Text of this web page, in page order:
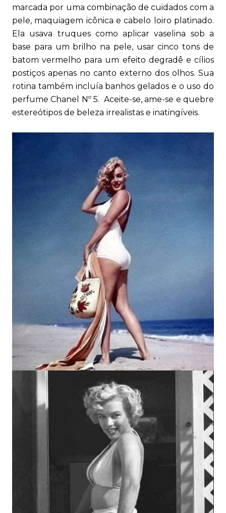
marcada por uma combinação de cuidados com a
pele, maquiagem icônica e cabelo loiro platinado.
Ela usava truques como aplicar vaselina sob a
base para um brilho na pele, usar cinco tons de
batom vermelho para um efeito degradê e cílios
postiços apenas no canto externo dos olhos. Sua
rotina também incluía banhos gelados e o uso do
perfume Chanel Nº 5. Aceite-se, ame-se e quebre
estereótipos de beleza irrealistas e inatingíveis.